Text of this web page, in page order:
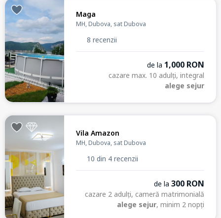
Maga
MH, Dubova, sat Dubova
8 recenzii
de la 1,000 RON
cazare max. 10 adulți, integral
alege sejur
Vila Amazon
MH, Dubova, sat Dubova
10 din 4 recenzii
de la 300 RON
cazare 2 adulți, cameră matrimonială
alege sejur, minim 2 nopți